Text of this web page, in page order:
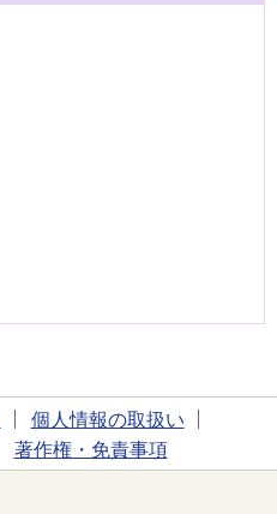
個人情報の取扱い
著作権・免責事項